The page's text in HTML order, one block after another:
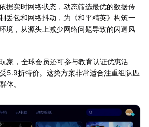
据实时网络状态，动态筛选最优的数据传
丢包和网络抖动，为《和平精英》构筑一
境，从源头上减少网络问题导致的闪退风
家，全球会员还可参与教育认证优惠活
5.9折特价。这类方案非常适合注重组队匹
体。